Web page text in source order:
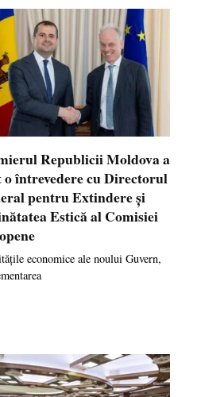
Republicii Moldova a
o întrevedere cu Directorul
pentru Extindere și
Estică al Comisiei
economice ale noului Guvern,